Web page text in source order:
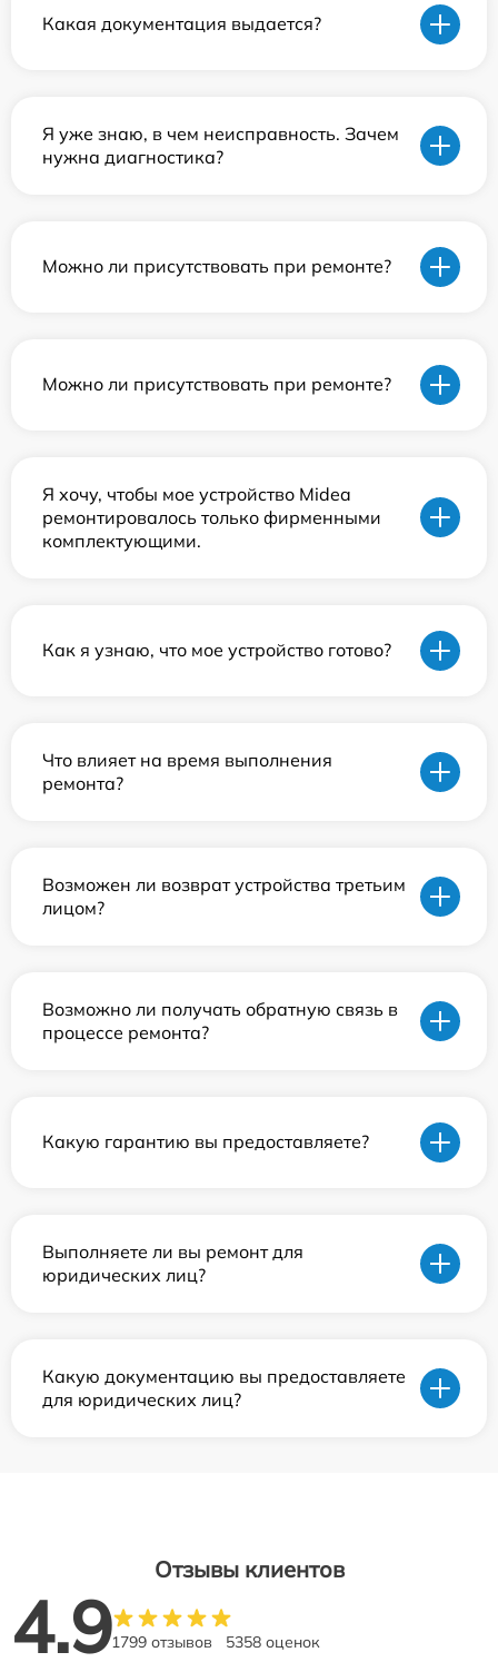
Какая документация выдается?
Я уже знаю, в чем неисправность. Зачем
нужна диагностика?
Можно ли присутствовать при ремонте?
Можно ли присутствовать при ремонте?
Я хочу, чтобы мое устройство Midea
ремонтировалось только фирменными
комплектующими.
Как я узнаю, что мое устройство готово?
Что влияет на время выполнения
ремонта?
Возможен ли возврат устройства третьим
лицом?
Возможно ли получать обратную связь в
процессе ремонта?
Какую гарантию вы предоставляете?
Выполняете ли вы ремонт для
юридических лиц?
Какую документацию вы предоставляете
для юридических лиц?
Отзывы клиентов
4.91799 отзывов 5358 оценок